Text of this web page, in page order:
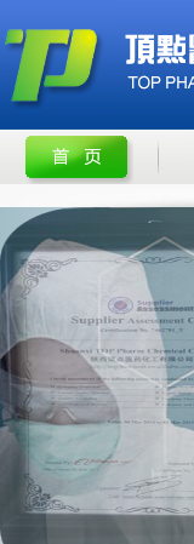
米诺地尔5%溶液